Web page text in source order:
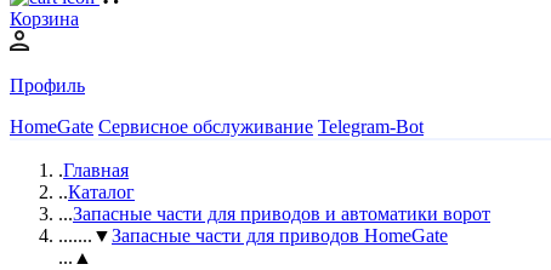
Корзина
Профиль
HomeGate Сервисное обслуживание Telegram-Bot
.Главная
..Каталог
...Запасные части для приводов и автоматики ворот
.......▼Запасные части для приводов HomeGate
...▲